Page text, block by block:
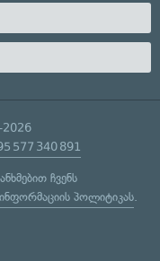
577 340 891
ჩვენს
პოლიტიკას.